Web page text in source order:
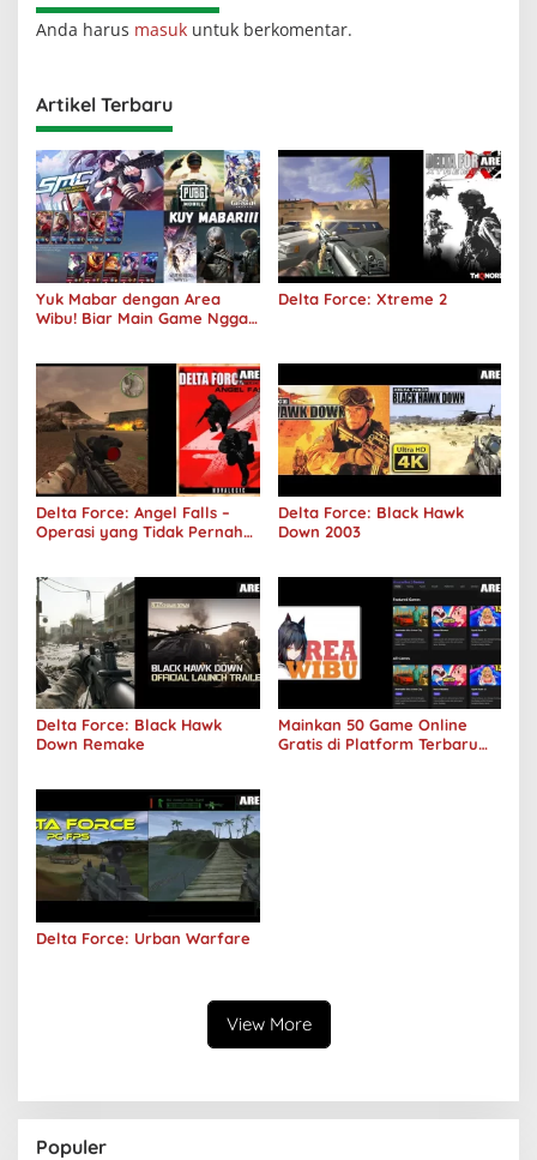
Anda harus masuk untuk berkomentar.
Artikel Terbaru
Yuk Mabar dengan Area
Wibu! Biar Main Game Nggak
Delta Force: Xtreme 2
Delta Force: Angel Falls –
Operasi yang Tidak Pernah
Delta Force: Black Hawk
Down 2003
Delta Force: Black Hawk
Down Remake
Mainkan 50 Game Online
Gratis di Platform Terbaru
Delta Force: Urban Warfare
View More
Populer